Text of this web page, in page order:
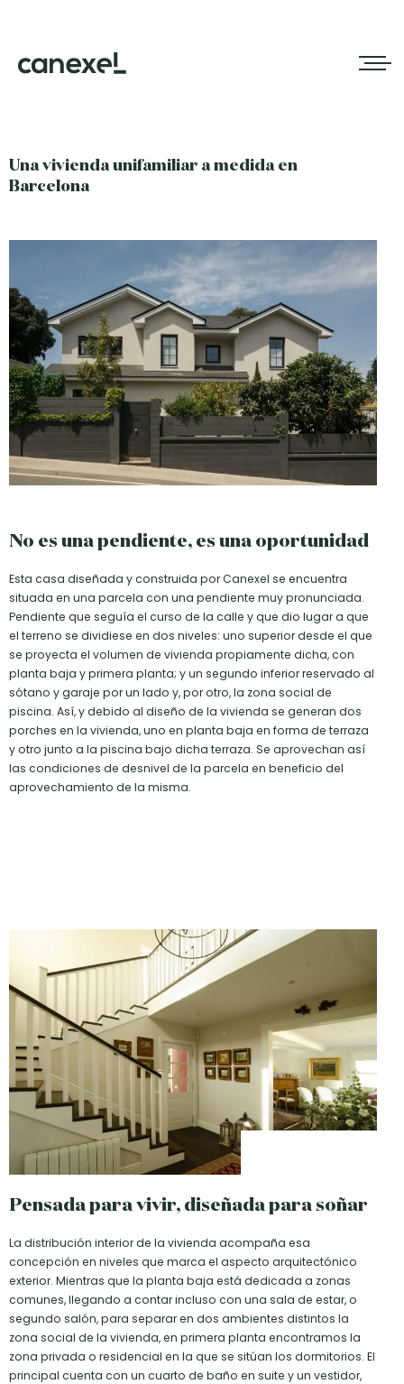
Una vivienda unifamiliar a medida en
Barcelona
No es una pendiente, es una oportunidad
Esta casa diseñada y construida por Canexel se encuentra
situada en una parcela con una pendiente muy pronunciada.
Pendiente que seguía el curso de la calle y que dio lugar a que
el terreno se dividiese en dos niveles: uno superior desde el que
se proyecta el volumen de vivienda propiamente dicha, con
planta baja y primera planta; y un segundo inferior reservado al
sótano y garaje por un lado y, por otro, la zona social de
piscina. Así, y debido al diseño de la vivienda se generan dos
porches en la vivienda, uno en planta baja en forma de terraza
y otro junto a la piscina bajo dicha terraza. Se aprovechan así
las condiciones de desnivel de la parcela en beneficio del
aprovechamiento de la misma.
Pensada para vivir, diseñada para soñar
La distribución interior de la vivienda acompaña esa
concepción en niveles que marca el aspecto arquitectónico
exterior. Mientras que la planta baja está dedicada a zonas
comunes, llegando a contar incluso con una sala de estar, o
segundo salón, para separar en dos ambientes distintos la
zona social de la vivienda, en primera planta encontramos la
zona privada o residencial en la que se sitúan los dormitorios. El
principal cuenta con un cuarto de baño en suite y un vestidor,